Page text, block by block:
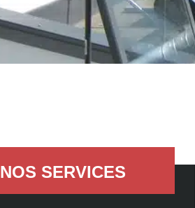
NOS SERVICES